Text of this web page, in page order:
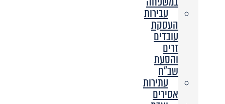
עבירות
העסקת
עובדים
זרים
והסעת
שב”ח
עתירות
אסירים